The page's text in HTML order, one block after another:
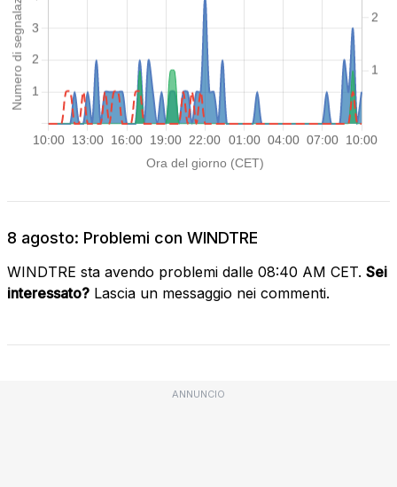
8 agosto: Problemi con WINDTRE
WINDTRE sta avendo problemi dalle 08:40 AM CET. Sei
interessato? Lascia un messaggio nei commenti.
ANNUNCIO